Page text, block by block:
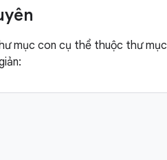
mục con cụ thể thuộc thư mục